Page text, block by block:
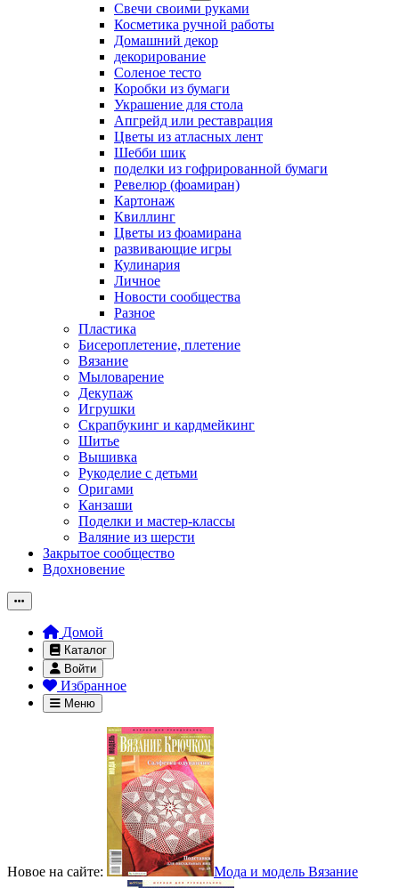
Свечи своими руками
Косметика ручной работы
Домашний декор
декорирование
Соленое тесто
Коробки из бумаги
Украшение для стола
Апгрейд или реставрация
Цветы из атласных лент
Шебби шик
поделки из гофрированной бумаги
Ревелюр (фоамиран)
Картонаж
Квиллинг
Цветы из фоамирана
развивающие игры
Кулинария
Личное
Новости сообщества
Разное
Пластика
Бисероплетение, плетение
Вязание
Мыловарение
Декупаж
Игрушки
Скрапбукинг и кардмейкинг
Шитье
Вышивка
Рукоделие с детьми
Оригами
Канзаши
Поделки и мастер-классы
Валяние из шерсти
Закрытое сообщество
Вдохновение
Домой
Каталог
Войти
Избранное
Меню
Новое на сайте: Мода и модель Вязание